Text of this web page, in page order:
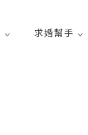
求婚幫手